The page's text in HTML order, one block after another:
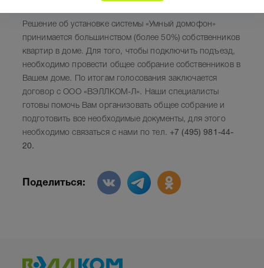
Решение об установке системы «Умный домофон»
принимается большинством (более 50%) собственников
квартир в доме. Для того, чтобы подключить подъезд,
необходимо провести общее собрание собственников в
Вашем доме. По итогам голосования заключается
договор с ООО «ВЭЛЛКОМ-Л». Наши специалисты
готовы помочь Вам организовать общее собрание и
подготовить все необходимые документы, для этого
необходимо связаться с нами по тел. +7 (495) 981-44-
20.
Поделиться: